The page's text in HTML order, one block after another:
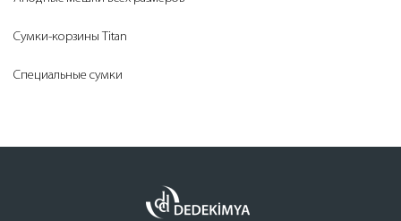
Сумки-корзины Titan
Специальные сумки